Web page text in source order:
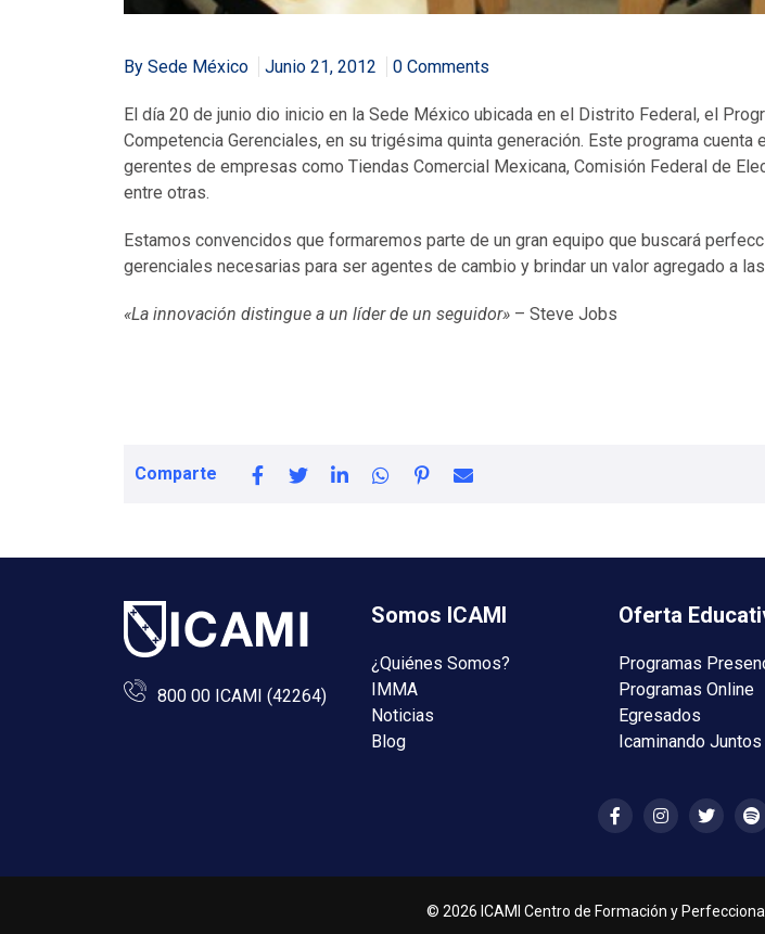
By Sede México Junio 21, 2012 0 Comments
El día 20 de junio dio inicio en la Sede México ubicada en el Distrito Federal, el
Competencia Gerenciales, en su trigésima quinta generación. Este programa cuenta
gerentes de empresas como Tiendas Comercial Mexicana, Comisión Federal de
entre otras.
Estamos convencidos que formaremos parte de un gran equipo que buscará
gerenciales necesarias para ser agentes de cambio y brindar un valor agregado a
«La innovación distingue a un líder de un seguidor» – Steve Jobs
Comparte
800 00 ICAMI (42264)
Somos ICAMI
¿Quiénes Somos?
IMMA
Noticias
Blog
Oferta
Programas
Programas Online
Egresados
Icaminando Juntos
© 2026 ICAMI Centro de Formación y